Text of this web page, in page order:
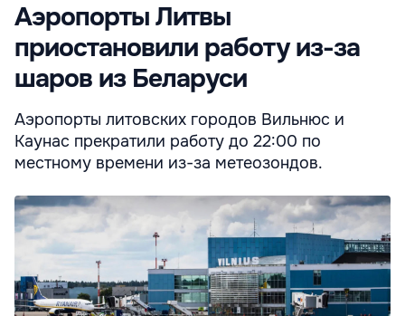
Аэропорты Литвы
приостановили работу из-за
шаров из Беларуси
Аэропорты литовских городов Вильнюс и
Каунас прекратили работу до 22:00 по
местному времени из-за метеозондов.